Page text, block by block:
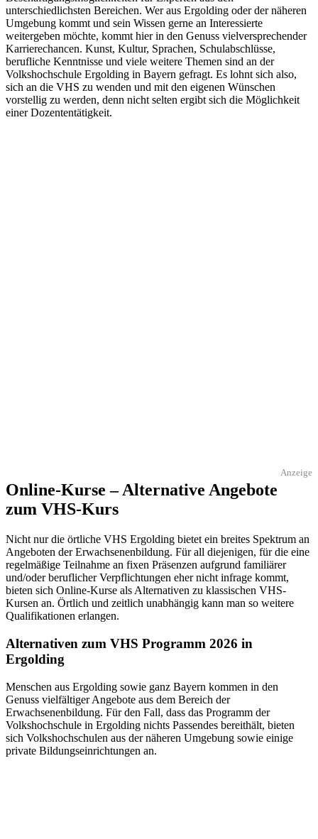
unterschiedlichsten Bereichen. Wer aus Ergolding oder der näheren
Umgebung kommt und sein Wissen gerne an Interessierte
weitergeben möchte, kommt hier in den Genuss vielversprechender
Karrierechancen. Kunst, Kultur, Sprachen, Schulabschlüsse,
berufliche Kenntnisse und viele weitere Themen sind an der
Volkshochschule Ergolding in Bayern gefragt. Es lohnt sich also,
sich an die VHS zu wenden und mit den eigenen Wünschen
vorstellig zu werden, denn nicht selten ergibt sich die Möglichkeit
einer Dozententätigkeit.
Anzeige
Online-Kurse – Alternative Angebote
zum VHS-Kurs
Nicht nur die örtliche VHS Ergolding bietet ein breites Spektrum an
Angeboten der Erwachsenenbildung. Für all diejenigen, für die eine
regelmäßige Teilnahme an fixen Präsenzen aufgrund familiärer
und/oder beruflicher Verpflichtungen eher nicht infrage kommt,
bieten sich Online-Kurse als Alternativen zu klassischen VHS-
Kursen an. Örtlich und zeitlich unabhängig kann man so weitere
Qualifikationen erlangen.
Alternativen zum VHS Programm 2026 in
Ergolding
Menschen aus Ergolding sowie ganz Bayern kommen in den
Genuss vielfältiger Angebote aus dem Bereich der
Erwachsenenbildung. Für den Fall, dass das Programm der
Volkshochschule in Ergolding nichts Passendes bereithält, bieten
sich Volkshochschulen aus der näheren Umgebung sowie einige
private Bildungseinrichtungen an.